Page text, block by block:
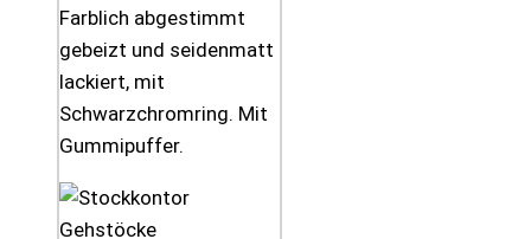
Farblich abgestimmt
gebeizt und seidenmatt
lackiert, mit
Schwarzchromring. Mit
Gummipuffer.